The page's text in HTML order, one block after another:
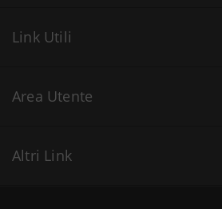
Link Utili
Area Utente
Altri Link